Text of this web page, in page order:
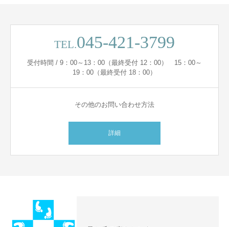
TEL.045-421-3799
受付時間 / 9：00～13：00（最終受付 12：00） 15：00～
19：00（最終受付 18：00）
その他のお問い合わせ方法
詳細